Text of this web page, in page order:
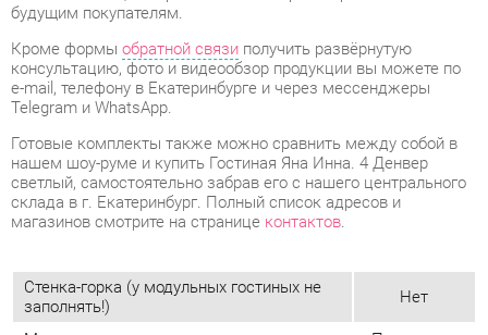
Готовые комплекты также можно сравнить между собой в
нашем шоу-руме и купить Гостиная Яна Инна. 4 Денвер
светлый, самостоятельно забрав его с нашего центрального
склада в г. Екатеринбург. Полный список адресов и
магазинов смотрите на страницеконтактов.
Стенка-горка (у модульных гостиных не
заполнять!) Нет
Материал
Пленка пвх
Глубина, мм
548
Цвет
Денвер
светлый